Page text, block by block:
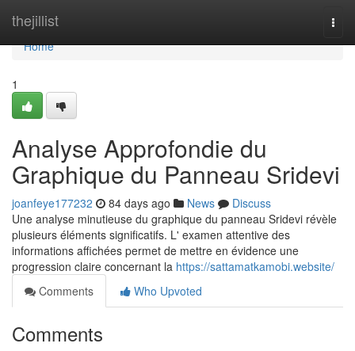
thejillist
Home
Home
1
Analyse Approfondie du
Graphique du Panneau Sridevi
joanfeye177232 84 days ago News
Discuss
Une analyse minutieuse du graphique du panneau Sridevi révèle
plusieurs éléments significatifs. L' examen attentive des
informations affichées permet de mettre en évidence une
progression claire concernant la https://sattamatkamobi.website/
Comments
Who Upvoted
Comments